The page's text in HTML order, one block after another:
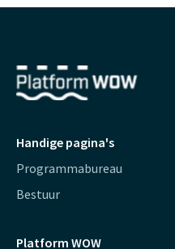
Handige pagina's
Programmabureau
Bestuur
Platform WOW